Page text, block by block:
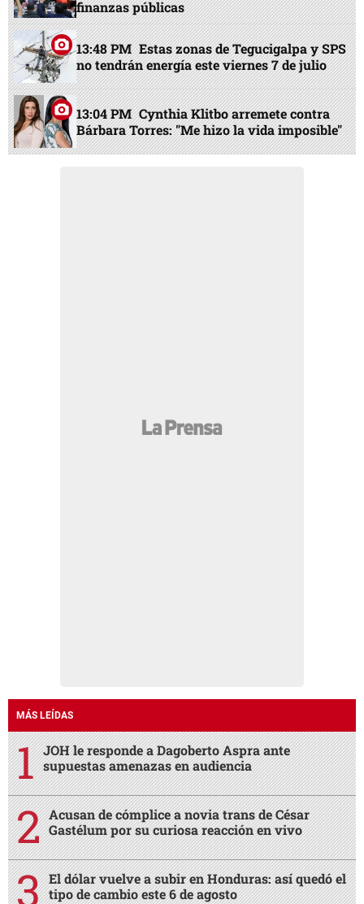
finanzas públicas
13:48 PM Estas zonas de Tegucigalpa y SPS
no tendrán energía este viernes 7 de julio
13:04 PM Cynthia Klitbo arremete contra
Bárbara Torres: "Me hizo la vida imposible"
MÁS LEÍDAS
JOH le responde a Dagoberto Aspra ante
supuestas amenazas en audiencia
Acusan de cómplice a novia trans de César
Gastélum por su curiosa reacción en vivo
El dólar vuelve a subir en Honduras: así quedó el
tipo de cambio este 6 de agosto